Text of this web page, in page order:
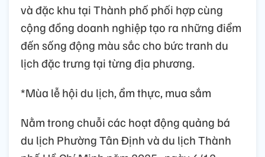
và đặc khu tại Thành phố phối hợp cùng
cộng đồng doanh nghiệp tạo ra những điểm
đến sống động màu sắc cho bức tranh du
lịch đặc trưng tại từng địa phương.
*Mùa lễ hội du lịch, ẩm thực, mua sắm
Nằm trong chuỗi các hoạt động quảng bá
du lịch Phường Tân Định và du lịch Thành